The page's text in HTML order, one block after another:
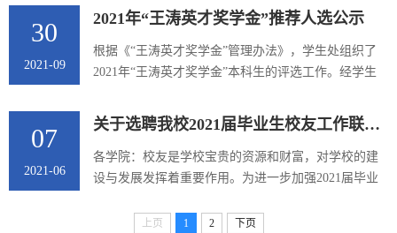
息、校友信息、基金会信息、校庆...
心报告厅举行。校长钱建华、党委副书记钟俊生，相
关单位负责人、各二级学院副书记及学生代表1100余
人参加活动，共同见证这场青春榜样的盛会。中国石
油教育学会理事长杨华，中国石油化工集团有限公司
主管肖善林，中国海洋石油集...
30
2021-09
2021年“王涛英才奖学金”推荐人选公示
根据《“王涛英才奖学金”管理办法》，学生处组织了
2021年“王涛英才奖学金”本科生的评选工作。经学生
领导小组评审，拟推荐创新创业学院双创1901班陈裕
瀚同学为2021年“王涛英才奖学金”获得者。为广泛接
受监督，提高推荐工作的透明度和公信力，现对推荐
结果进行网上公示，公示期为5天。公示期内，如对推
函或亲访等方式向学生...
07
2021-06
关于选聘我校2021届毕业生校友工作联络员的通知
各学院：校友是学校宝贵的资源和财富，对学校的建
设与发展发挥着重要作用。为进一步加强2021届毕业
理体系，完善校友大数据库信息建设，方便校友之间
上页 1 2 下页